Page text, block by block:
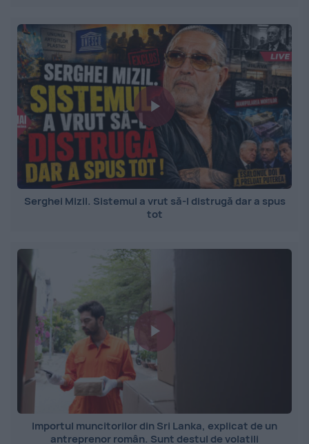
Serghei Mizil. Sistemul a vrut să-l distrugă dar a spus
tot
Importul muncitorilor din Sri Lanka, explicat de un
antreprenor român. Sunt destul de volatili